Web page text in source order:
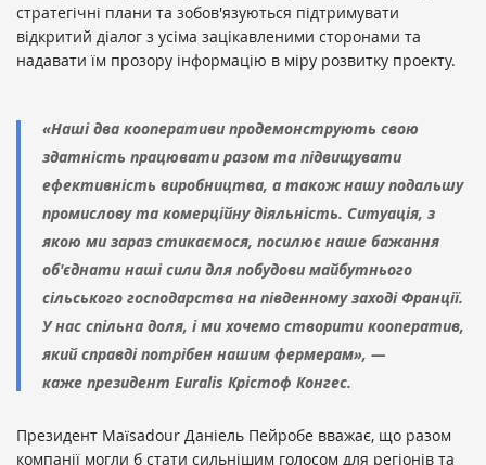
стратегічні плани та зобов'язуються підтримувати
відкритий діалог з усіма зацікавленими сторонами та
надавати їм прозору інформацію в міру розвитку проекту.
«Наші два кооперативи продемонструють свою
здатність працювати разом та підвищувати
ефективність виробництва, а також нашу подальшу
промислову та комерційну діяльність. Ситуація, з
якою ми зараз стикаємося, посилює наше бажання
об'єднати наші сили для побудови майбутнього
сільського господарства на південному заході Франції.
У нас спільна доля, і ми хочемо створити кооператив,
який справді потрібен нашим фермерам», —
каже президент Euralis Крістоф Конгес.
Президент Maïsadour Даніель Пейробе вважає, що разом
компанії могли б стати сильнішим голосом для регіонів та